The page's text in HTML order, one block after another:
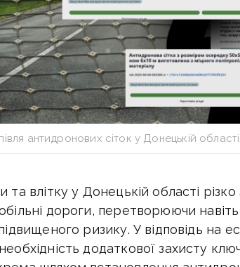
антидронових сіток у Донецькій
влітку у Донецькій області різко
дороги, перетворюючи
ризику. У відповідь на
додаткової захисту